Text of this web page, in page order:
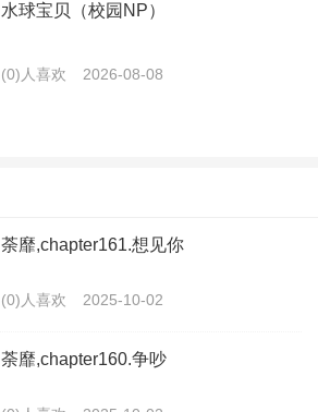
水球宝贝（校园NP）
(0)人喜欢 2026-08-08
荼靡,chapter161.想见你
(0)人喜欢 2025-10-02
荼靡,chapter160.争吵